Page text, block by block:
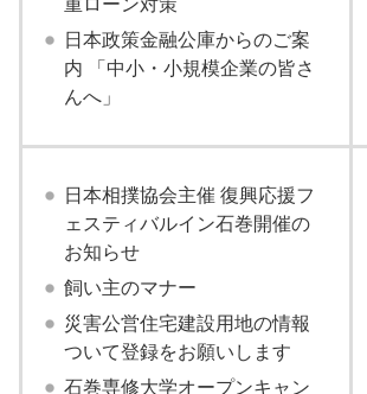
重ローン対策
日本政策金融公庫からのご案
内 「中小・小規模企業の皆さ
んへ」
日本相撲協会主催 復興応援フ
ェスティバルイン石巻開催の
お知らせ
飼い主のマナー
災害公営住宅建設用地の情報
ついて登録をお願いします
石巻専修大学オープンキャン